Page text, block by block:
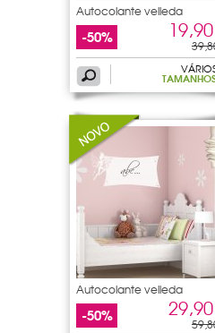
Autocolante velleda
ornamento
-50%
Autocolante velleda
abanicos
-50%